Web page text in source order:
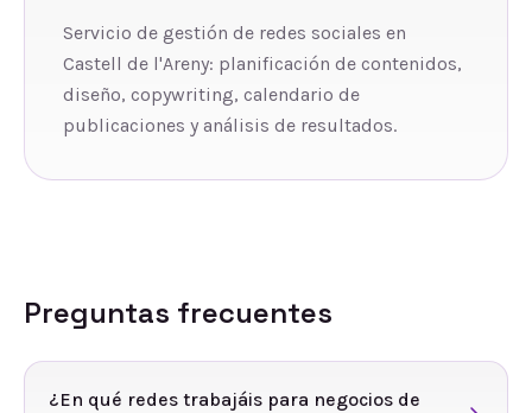
Servicio de gestión de redes sociales en
Castell de l'Areny: planificación de contenidos,
diseño, copywriting, calendario de
publicaciones y análisis de resultados.
Preguntas frecuentes
¿En qué redes trabajáis para negocios de